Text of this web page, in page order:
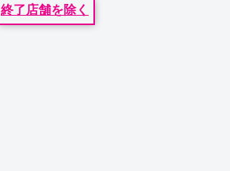
終了店舗を除く